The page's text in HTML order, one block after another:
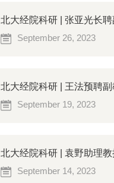
北大经院科研 | 张亚光长
September 26, 2023
北大经院科研 | 王法预聘
September 19, 2023
北大经院科研 | 袁野助理
September 14, 2023